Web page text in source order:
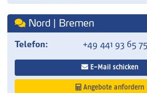
Nord | Bremen
Telefon: +49 441 93 65
E-Mail schicken
Angebote anfordern